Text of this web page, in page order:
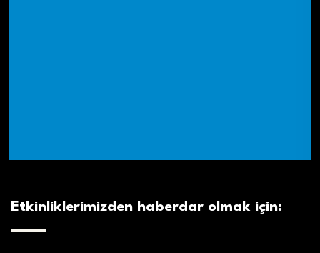
Etkinliklerimizden haberdar olmak için: